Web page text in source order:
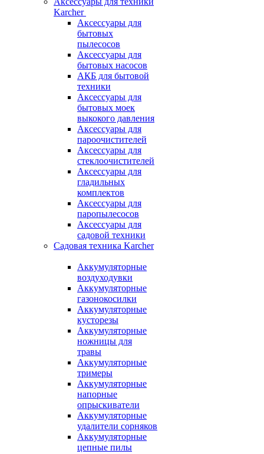
Karcher
Аксессуары для
бытовых
пылесосов
Аксессуары для
бытовых насосов
АКБ для бытовой
техники
Аксессуары для
бытовых моек
выкокого давления
Аксессуары для
пароочистителей
Аксессуары для
стеклоочистителей
Аксессуары для
гладильных
комплектов
Аксессуары для
паропылесосов
Аксессуары для
садовой техники
Садовая техника Karcher
Аккумуляторные
воздуходувки
Аккумуляторные
газонокосилки
Аккумуляторные
кусторезы
Аккумуляторные
ножницы для
травы
Аккумуляторные
тримеры
Аккумуляторные
напорные
опрыскиватели
Аккумуляторные
удалители сорняков
Аккумуляторные
цепные пилы